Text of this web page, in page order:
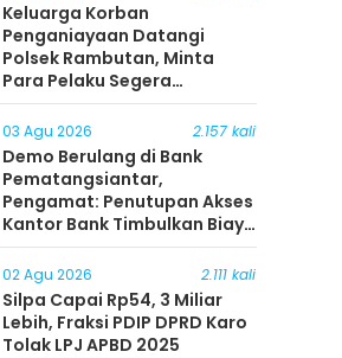
Keluarga Korban
Penganiayaan Datangi
Polsek Rambutan, Minta
Para Pelaku Segera
Ditangkap
03 Agu 2026 2.157 kali
Demo Berulang di Bank
Pematangsiantar,
Pengamat: Penutupan Akses
Kantor Bank Timbulkan Biaya
Ekonomi bagi Masyarakat
02 Agu 2026 2.111 kali
Silpa Capai Rp54, 3 Miliar
Lebih, Fraksi PDIP DPRD Karo
Tolak LPJ APBD 2025